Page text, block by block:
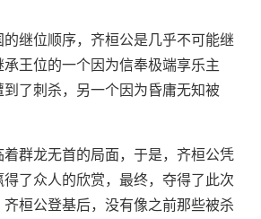
继位顺序，齐桓公是几乎不可能继
王位的一个因为信奉极端享乐主
了刺杀，另一个因为昏庸无知被
着群龙无首的局面，于是，齐桓公凭
了众人的欣赏，最终，夺得了此次
桓公登基后，没有像之前那些被杀